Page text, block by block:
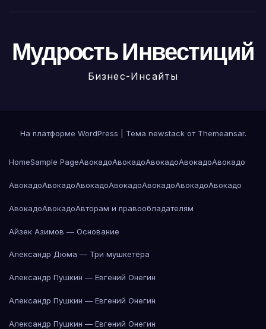
Мудрость Инвестиций
Бизнес-Инсайты
На платформе WordPress Тема newstack от Themeansar.
HomeSample PageАвокадоАвокадоАвокадоАвокадоАвокадо
АвокадоАвокадоАвокадоАвокадоАвокадоАвокадоАвокадо
АвокадоАвокадоАвторам и правообладателям
Айзек Азимов — Основание
Александр Дюма — Три мушкетёра
Александр Пушкин — Евгений Онегин
Александр Пушкин — Евгений Онегин
Александр Пушкин — Евгений Онегин